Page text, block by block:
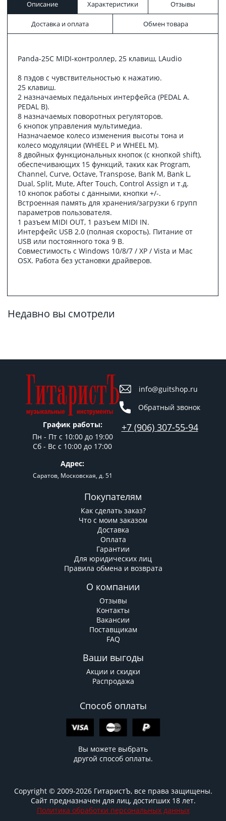
Описание Характеристики Отзывы
Доставка и оплата Обмен товара
Panda-25C MIDI-контроллер, 25 клавиш, LAudio
8 пэдов с чувствительностью к нажатию.
25 клавиш.
2 назначаемых педальных интерфейса (PEDAL A.
PEDAL B).
8 назначаемых поворотных регуляторов.
6 кнопок управления мультимедиа.
Назначаемое колесо изменения высоты тона и
колесо модуляции (WHEEL P и WHEEL M).
8 двойных функциональных кнопок (с кнопкой shift),
обеспечивающих 15 функций, таких как Program,
Channel, Curve, Octave, Transpose, Bank M, Bank L,
Dual, Split, Mute, After Touch, Control Assign и т.д.
10 кнопок работы с данными, кнопки +/-.
Встроенная память для хранения/загрузки 6 групп
параметров пользователя.
1 разъем MIDI OUT, 1 разъем MIDI IN.
Интерфейс USB 2.0 (полная скорость). Питание от
USB или постоянного тока 9 В.
Совместимость с Windows 10/8/7 / XP / Vista и Mac
OSX. Работа без установки драйверов.
Недавно вы смотрели
График работы:
Пн - Пт c 10:00 до 19:00
Сб - Вс с 10:00 до 17:00
Адрес:
Саратов, Московская, д. 51
info@guitshop.ru
Обратный звонок
+7 (906) 307-55-94
Покупателям
Как сделать заказ?
Что с моим заказом
Доставка
Оплата
Гарантии
Для юридических лиц
Правила обмена и возврата
О компании
Отзывы
Контакты
Вакансии
Поставщикам
FAQ
Ваши выгоды
Акции и скидки
Распродажа
Способ оплаты
Вы можете выбрать
другой способ оплаты.
Copyright © 2009-2026 ГитаристЪ, все права защищены.
Сайт предназначен для лиц, достигших 18 лет.
Политика обработки персональных данных